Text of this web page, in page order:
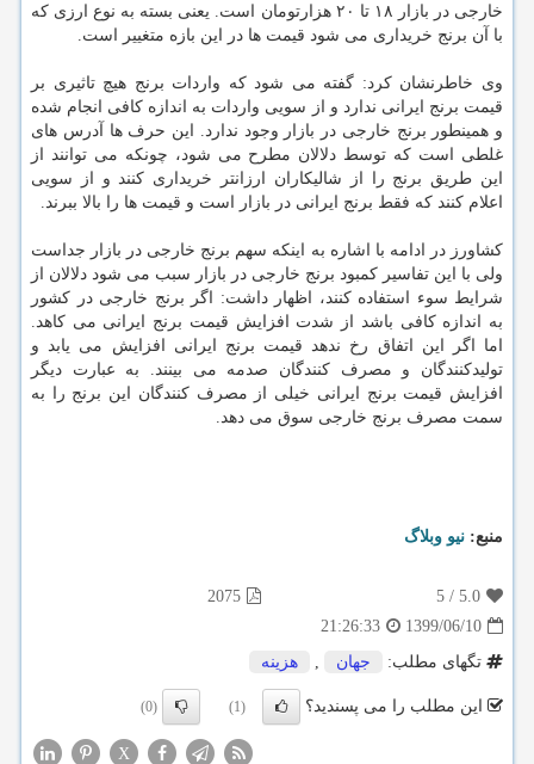
خارجی در بازار ۱۸ تا ۲۰ هزارتومان است. یعنی بسته به نوع ارزی که
با آن برنج خریداری می شود قیمت ها در این بازه متغییر است.
وی خاطرنشان کرد: گفته می شود که واردات برنج هیچ تاثیری بر
قیمت برنج ایرانی ندارد و از سویی واردات به اندازه کافی انجام شده
و همینطور برنج خارجی در بازار وجود ندارد. این حرف ها آدرس های
غلطی است که توسط دلالان مطرح می شود، چونکه می توانند از
این طریق برنج را از شالیکاران ارزانتر خریداری کنند و از سویی
اعلام کنند که فقط برنج ایرانی در بازار است و قیمت ها را بالا ببرند.
کشاورز در ادامه با اشاره به اینکه سهم برنج خارجی در بازار جداست
ولی با این تفاسیر کمبود برنج خارجی در بازار سبب می شود دلالان از
شرایط سوء استفاده کنند، اظهار داشت: اگر برنج خارجی در کشور
به اندازه کافی باشد از شدت افزایش قیمت برنج ایرانی می کاهد.
اما اگر این اتفاق رخ ندهد قیمت برنج ایرانی افزایش می یابد و
تولیدکنندگان و مصرف کنندگان صدمه می بینند. به عبارت دیگر
افزایش قیمت برنج ایرانی خیلی از مصرف کنندگان این برنج را به
سمت مصرف برنج خارجی سوق می دهد.
منبع: نیو وبلاگ
5.0
/
5
2075
1399/06/10
21:26:33
تگهای مطلب:
جهان , هزینه
این مطلب را می پسندید؟ (1)
(0)
X